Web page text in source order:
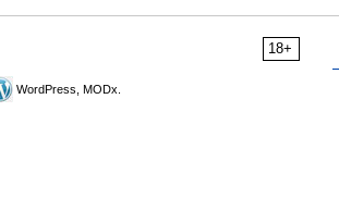
18+
WordPress, MODx.